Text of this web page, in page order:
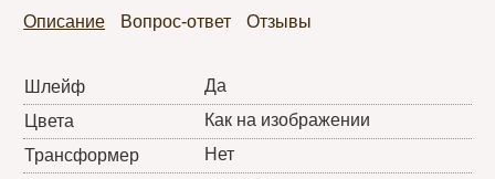
Описание Вопрос-ответ Отзывы
Шлейф
Да
Цвета
Как на изображении
Трансформер
Нет